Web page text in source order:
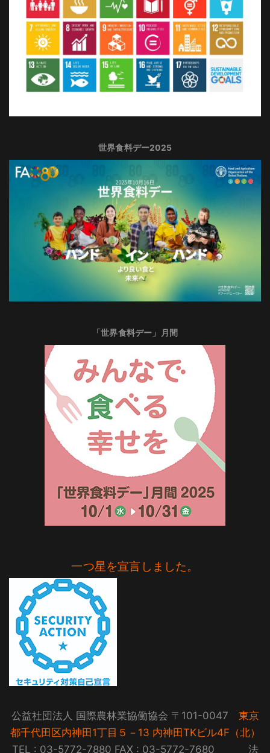
世界食料デー2025
「世界食料デー」月間
一つ星を宣言しました。
公益社団法人 国際農林業協働協会 〒101-0047 東京
都千代田区内神田1丁目５－13 内神田TKビル4F（北）
TEL : 03-5772-7880 FAX : 03-5772-7680 法